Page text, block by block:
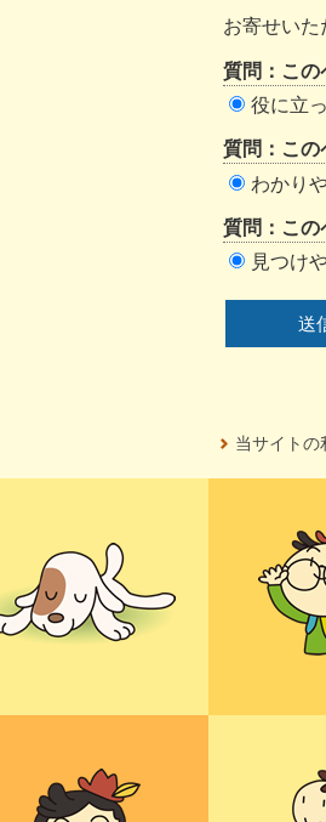
テ
ン
ツ
価
リ
ア
お寄せいた
質問：この
役に立
質問：この
わかり
質問：この
見つけ
当サイトの